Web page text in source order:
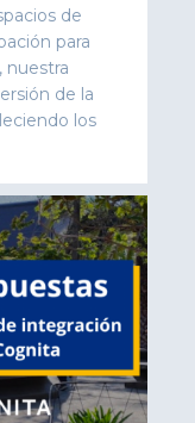
de
para
nuestra
de la
los